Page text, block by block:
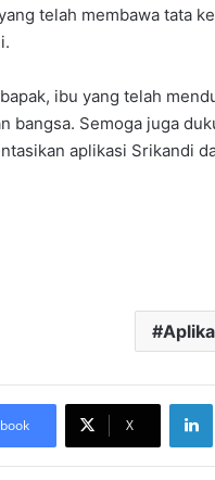
telah membawa tata
ibu yang telah
bangsa. Semoga juga
aplikasi Srikandi
X